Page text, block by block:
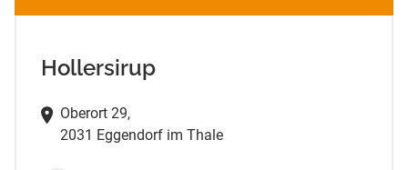
Hollersirup
Oberort 29,
2031 Eggendorf im Thale